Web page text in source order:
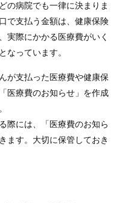
の病院でも一律に決まりま
で支払う金額は、健康保険
実際にかかる医療費がいく
なっています。
が支払った医療費や健康保
医療費のお知らせ」を作成
際には、「医療費のお知ら
ます。大切に保管しておき